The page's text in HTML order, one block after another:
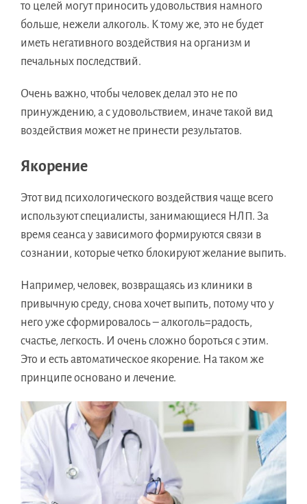
то целей могут приносить удовольствия намного
больше, нежели алкоголь. К тому же, это не будет
иметь негативного воздействия на организм и
печальных последствий.
Очень важно, чтобы человек делал это не по
принуждению, а с удовольствием, иначе такой вид
воздействия может не принести результатов.
Якорение
Этот вид психологического воздействия чаще всего
используют специалисты, занимающиеся НЛП. За
время сеанса у зависимого формируются связи в
сознании, которые четко блокируют желание выпить.
Например, человек, возвращаясь из клиники в
привычную среду, снова хочет выпить, потому что у
него уже сформировалось – алкоголь=радость,
счастье, легкость. И очень сложно бороться с этим.
Это и есть автоматическое якорение. На таком же
принципе основано и лечение.